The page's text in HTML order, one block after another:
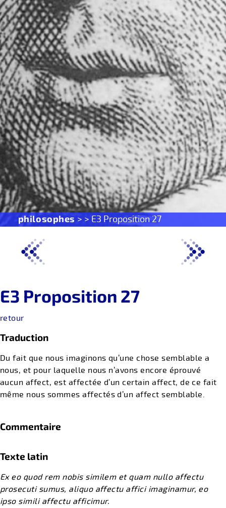
philosophes > > E3 Proposition 27
E3 Proposition 27
retour
Traduction
Du fait que nous imaginons qu’une chose semblable a
nous, et pour laquelle nous n’avons encore éprouvé
aucun affect, est affectée d’un certain affect, de ce fait
même nous sommes affectés d’un affect semblable.
Commentaire
Texte latin
Ex eo quod rem nobis similem et quam nullo affectu
prosecuti sumus, aliquo affectu affici imaginamur, eo
ipso simili affectu afficimur.